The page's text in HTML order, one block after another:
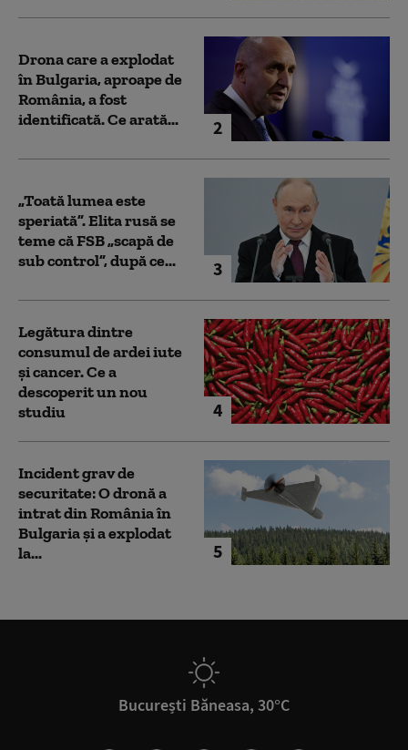
2
Drona care a explodat
în Bulgaria, aproape de
România, a fost
identificată. Ce arată...
3
„Toată lumea este
speriată”. Elita rusă se
teme că FSB „scapă de
sub control”, după ce...
4
Legătura dintre
consumul de ardei iute
și cancer. Ce a
descoperit un nou
studiu
5
Incident grav de
securitate: O dronă a
intrat din România în
Bulgaria şi a explodat
la...
București Băneasa, 30°C